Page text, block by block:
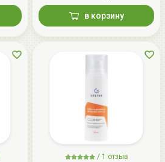
в корзину
/ 1 отзыв